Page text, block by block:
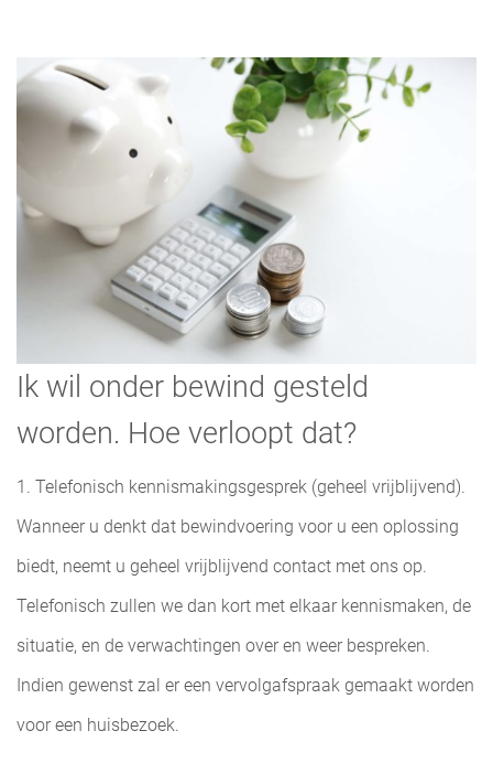
Ik wil onder bewind gesteld
worden. Hoe verloopt dat?
1. Telefonisch kennismakingsgesprek (geheel vrijblijvend).
Wanneer u denkt dat bewindvoering voor u een oplossing
biedt, neemt u geheel vrijblijvend contact met ons op.
Telefonisch zullen we dan kort met elkaar kennismaken, de
situatie, en de verwachtingen over en weer bespreken.
Indien gewenst zal er een vervolgafspraak gemaakt worden
voor een huisbezoek.